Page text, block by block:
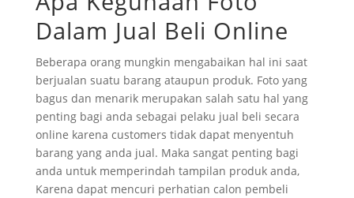
Dalam Jual Beli Online
Beberapa orang mungkin mengabaikan hal ini saat
berjualan suatu barang ataupun produk. Foto yang
bagus dan menarik merupakan salah satu hal yang
penting bagi anda sebagai pelaku jual beli secara
online karena customers tidak dapat menyentuh
barang yang anda jual. Maka sangat penting bagi
anda untuk memperindah tampilan produk anda,
Karena dapat mencuri perhatian calon pembeli